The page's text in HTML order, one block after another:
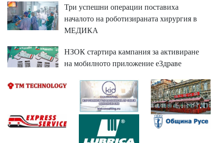
Три успешни операции поставиха
началото на роботизираната хирургия в
МЕДИКА
НЗОК стартира кампания за активиране
на мобилното приложение еЗдраве